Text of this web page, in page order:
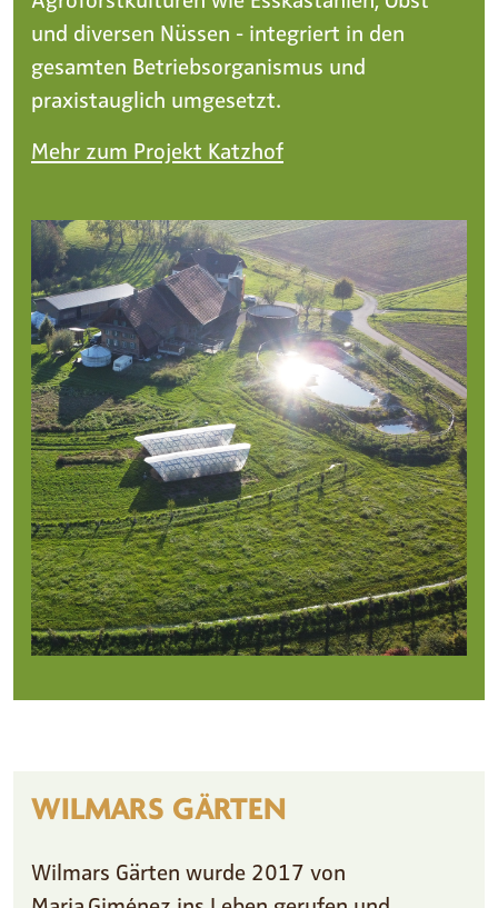
und diversen Nüssen - integriert in den
gesamten Betriebsorganismus und
praxistauglich umgesetzt.
Mehr zum Projekt Katzhof
WILMARS GÄRTEN
Wilmars Gärten wurde 2017 von